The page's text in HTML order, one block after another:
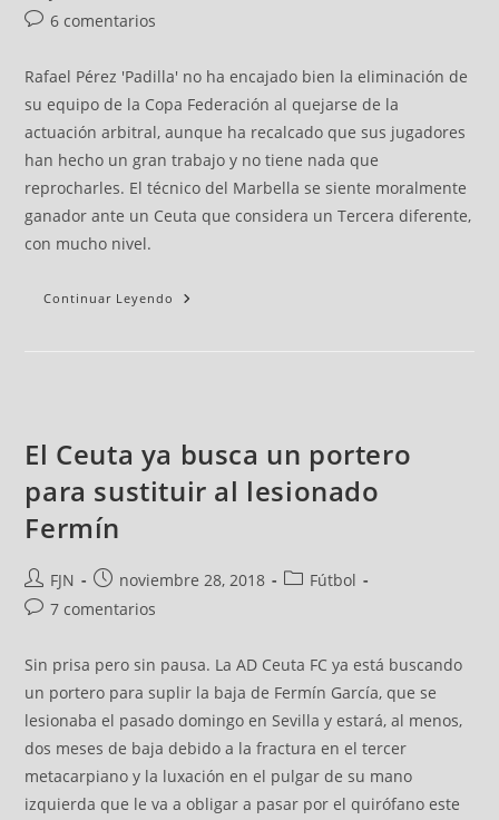
6 comentarios
Rafael Pérez 'Padilla' no ha encajado bien la eliminación de
su equipo de la Copa Federación al quejarse de la
actuación arbitral, aunque ha recalcado que sus jugadores
han hecho un gran trabajo y no tiene nada que
reprocharles. El técnico del Marbella se siente moralmente
ganador ante un Ceuta que considera un Tercera diferente,
con mucho nivel.
Continuar Leyendo
El Ceuta ya busca un portero
para sustituir al lesionado
Fermín
FJN noviembre 28, 2018
Fútbol
7 comentarios
Sin prisa pero sin pausa. La AD Ceuta FC ya está buscando
un portero para suplir la baja de Fermín García, que se
lesionaba el pasado domingo en Sevilla y estará, al menos,
dos meses de baja debido a la fractura en el tercer
metacarpiano y la luxación en el pulgar de su mano
izquierda que le va a obligar a pasar por el quirófano este